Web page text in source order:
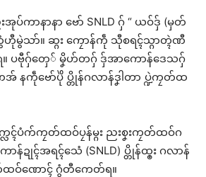
ကာနာနာ ဗော် SNLD ဂှ် “ ယဝ်ဒှ် (မှတ်
သာ်။ ဆ္ဂး ကၠောန်ကဵု သီုစရၚ်သ္ဂာတ္ၚဲဏီ
ပဗီုဂှ်တှေ် မၞိဟ်တဂှ် ဒှ်အာကောန်ဒေသဂှ်
နကဵုဗော်ပိုဲ ပ္တိုန်ဂလာန်ဒၞါတာ ပ္ဍဲကၠတ်ထ
ေၚ်ပံက်ကၠတ်ထဝ်ပၠန်မ္ဂး ညးစၞးကၠတ်ထဝ်ဂ
န်ဍုၚ်အရၚ်သေံ (SNLD) ပ္တိုန်ထ္ၜး ဂလာန်
ထဝ်ဏောၚ် ဂွံတီကေတ်ရ။